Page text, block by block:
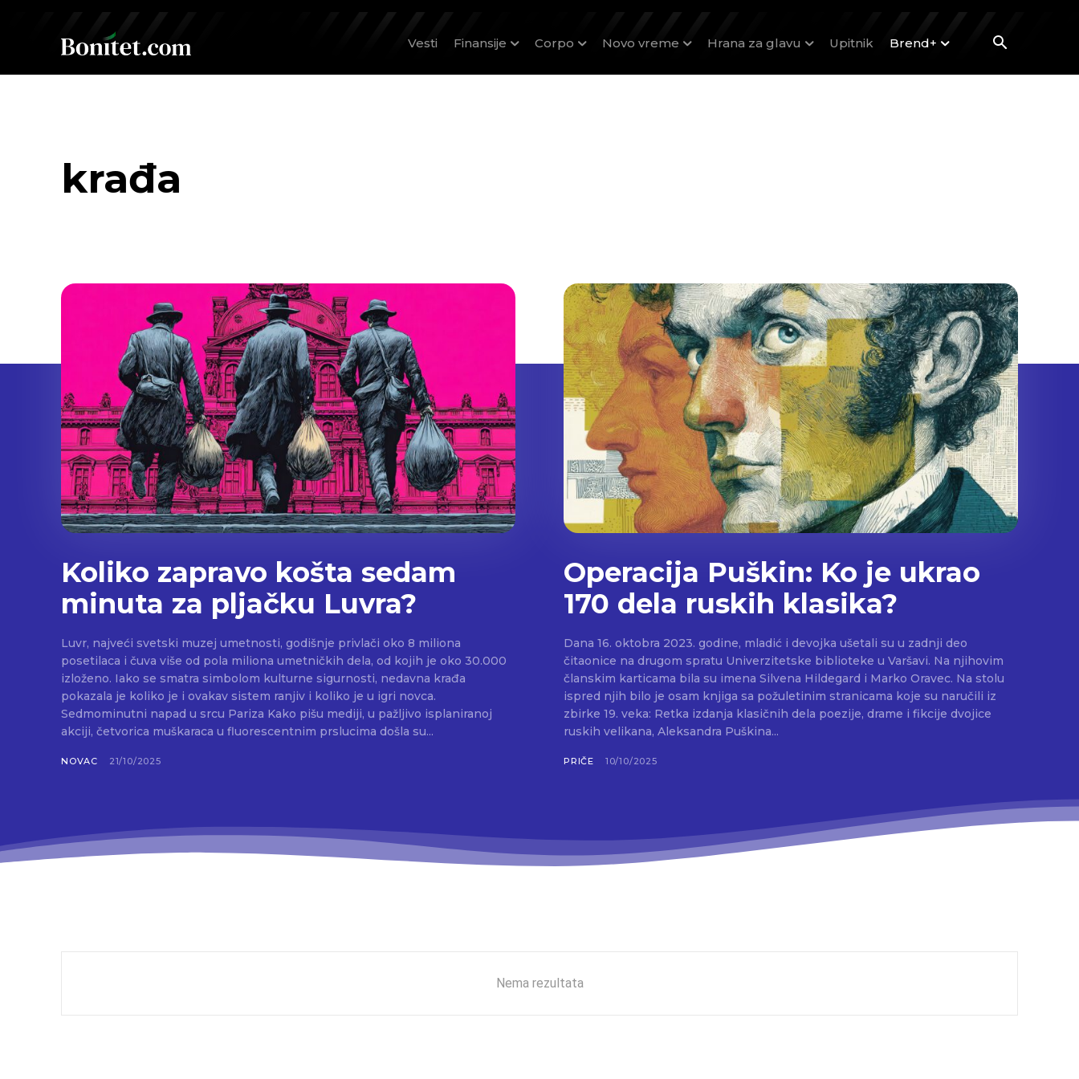
Vesti Finansije Corpo Novo vreme Hrana za glavu Upitnik Brend+
krađa
Koliko zapravo košta sedam
minuta za pljačku Luvra?
Luvr, najveći svetski muzej umetnosti, godišnje privlači oko 8 miliona
posetilaca i čuva više od pola miliona umetničkih dela, od kojih je oko 30.000
izloženo. Iako se smatra simbolom kulturne sigurnosti, nedavna krađa
pokazala je koliko je i ovakav sistem ranjiv i koliko je u igri novca.
Sedmominutni napad u srcu Pariza Kako pišu mediji, u pažljivo isplaniranoj
akciji, četvorica muškaraca u fluorescentnim prslucima došla su...
NOVAC 21/10/2025
Operacija Puškin: Ko je ukrao
170 dela ruskih klasika?
Dana 16. oktobra 2023. godine, mladić i devojka ušetali su u zadnji deo
čitaonice na drugom spratu Univerzitetske biblioteke u Varšavi. Na njihovim
članskim karticama bila su imena Silvena Hildegard i Marko Oravec. Na stolu
ispred njih bilo je osam knjiga sa požuletinim stranicama koje su naručili iz
zbirke 19. veka: Retka izdanja klasičnih dela poezije, drame i fikcije dvojice
ruskih velikana, Aleksandra Puškina...
PRIČE 10/10/2025
Nema rezultata